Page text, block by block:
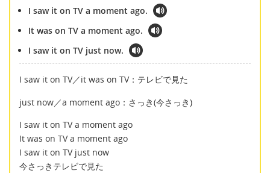
I saw it on TV a moment ago.
It was on TV a moment ago.
I saw it on TV just now.
I saw it on TV／it was on TV：テレビで見た
just now／a moment ago：さっき(今さっき)
I saw it on TV a moment ago
It was on TV a moment ago
I saw it on TV just now
今さっきテレビで見た